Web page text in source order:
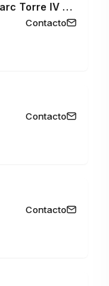
Apartamento de lujo en Le Parc Torre IV - Playa Brava
Contacto
Contacto
Contacto